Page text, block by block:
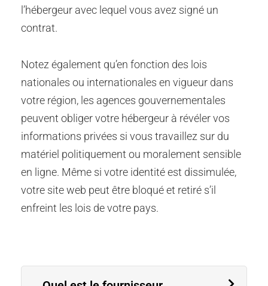
l’hébergeur avec lequel vous avez signé un
contrat.
Notez également qu’en fonction des lois
nationales ou internationales en vigueur dans
votre région, les agences gouvernementales
peuvent obliger votre hébergeur à révéler vos
informations privées si vous travaillez sur du
matériel politiquement ou moralement sensible
en ligne. Même si votre identité est dissimulée,
votre site web peut être bloqué et retiré s’il
enfreint les lois de votre pays.